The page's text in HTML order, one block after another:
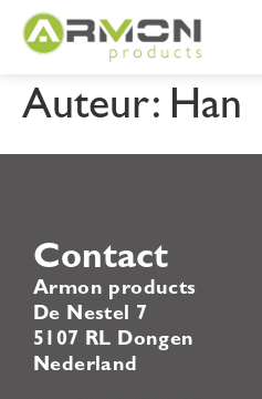
Auteur: Han
Contact
Armon products
De Nestel 7
5107 RL Dongen
Nederland